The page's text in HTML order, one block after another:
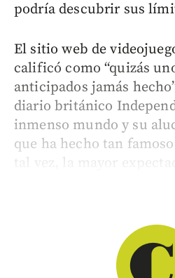
podría descubrir sus
El sitio web de
calificó como “quizás
anticipados jamás
diario británico
inmenso mundo y su
que ha hecho tan
tal vez, la mayor